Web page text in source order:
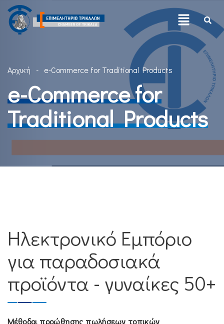
Αρχική e-Commerce for Traditional Products
e-Commerce for
Traditional Products
Ηλεκτρονικό Εμπόριο
για παραδοσιακά
προϊόντα - γυναίκες 50+
Μέθοδοι προώθησης πωλήσεων τοπικών